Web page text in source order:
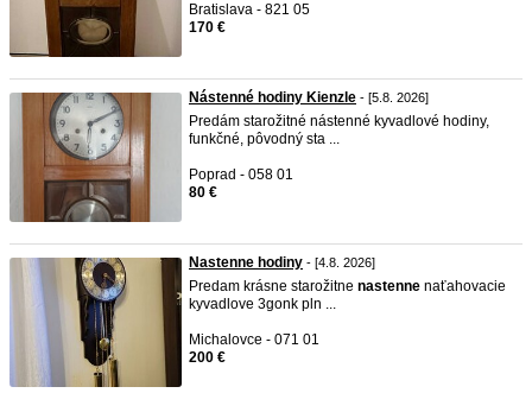
Bratislava - 821 05
170 €
Nástenné hodiny Kienzle - [5.8. 2026]
Predám starožitné nástenné kyvadlové hodiny,
funkčné, pôvodný sta ...
Poprad - 058 01
80 €
Nastenne hodiny - [4.8. 2026]
Predam krásne starožitne nastenne naťahovacie
kyvadlove 3gonk pln ...
Michalovce - 071 01
200 €